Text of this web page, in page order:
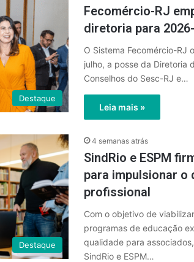
Destaque
Fecomércio-RJ
diretoria para
O Sistema Fecomércio-RJ
julho, a posse da Diretoria
Conselhos do Sesc-RJ e…
Leia mais »
Destaque
4 semanas atrás
SindRio e ESPM
para impulsionar o
profissional
Com o objetivo de
programas de educação
qualidade para
SindRio e ESPM…